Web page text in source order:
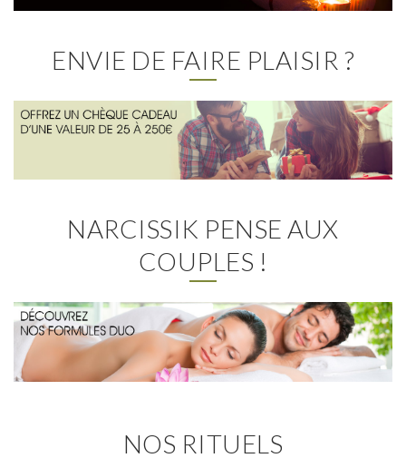
ENVIE DE FAIRE PLAISIR ?
NARCISSIK PENSE AUX
COUPLES !
NOS RITUELS